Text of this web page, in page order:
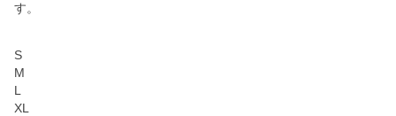
す。
S
M
L
XL